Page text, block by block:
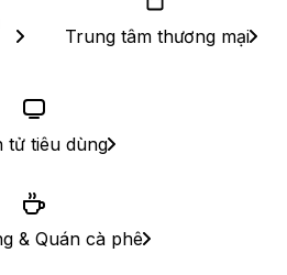
Trung tâm thương mại
tử tiêu dùng
& Quán cà phê